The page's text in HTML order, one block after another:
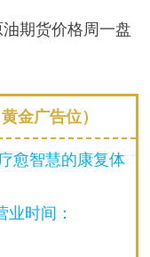
期货价格周一盘
金广告位）
愈智慧的康复体
业时间：